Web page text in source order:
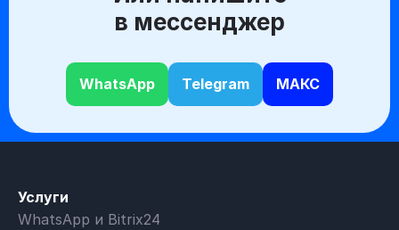
в мессенджер
WhatsApp Telegram МАКС
Услуги
WhatsApp и Bitrix24